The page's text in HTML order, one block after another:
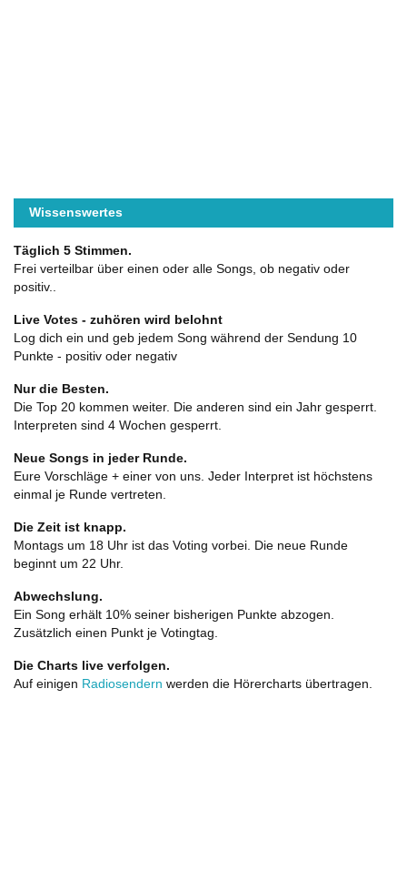
Wissenswertes
Täglich 5 Stimmen.
Frei verteilbar über einen oder alle Songs, ob negativ oder
positiv..
Live Votes - zuhören wird belohnt
Log dich ein und geb jedem Song während der Sendung 10
Punkte - positiv oder negativ
Nur die Besten.
Die Top 20 kommen weiter. Die anderen sind ein Jahr gesperrt.
Interpreten sind 4 Wochen gesperrt.
Neue Songs in jeder Runde.
Eure Vorschläge + einer von uns. Jeder Interpret ist höchstens
einmal je Runde vertreten.
Die Zeit ist knapp.
Montags um 18 Uhr ist das Voting vorbei. Die neue Runde
beginnt um 22 Uhr.
Abwechslung.
Ein Song erhält 10% seiner bisherigen Punkte abzogen.
Zusätzlich einen Punkt je Votingtag.
Die Charts live verfolgen.
Auf einigen Radiosendern werden die Hörercharts übertragen.